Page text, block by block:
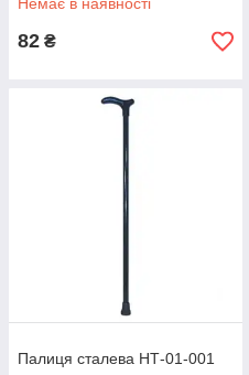
82 ₴
Палиця сталева НТ-01-001